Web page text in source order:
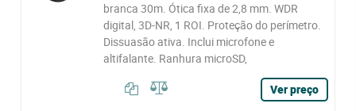
branca 30m. Ótica fixa de 2,8 mm. WDR
digital, 3D-NR, 1 ROI. Proteção do perímetro.
Dissuasão ativa. Inclui microfone e
altifalante. Ranhura microSD,
Ver preço